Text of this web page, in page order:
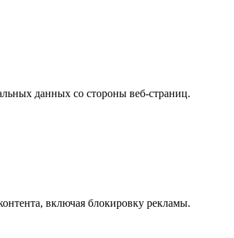
данных со стороны веб-страниц.
включая блокировку рекламы.